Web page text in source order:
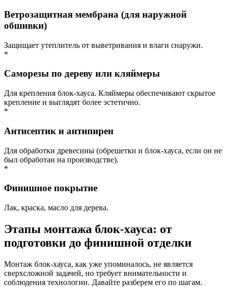
Ветрозащитная мембрана (для наружной
обшивки)
Защищает утеплитель от выветривания и влаги снаружи.
*
Саморезы по дереву или кляймеры
Для крепления блок-хауса. Кляймеры обеспечивают скрытое
крепление и выглядят более эстетично.
*
Антисептик и антипирен
Для обработки древесины (обрешетки и блок-хауса, если он не
был обработан на производстве).
*
Финишное покрытие
Лак, краска, масло для дерева.
Этапы монтажа блок-хауса: от
подготовки до финишной отделки
Монтаж блок-хауса, как уже упоминалось, не является
сверхсложной задачей, но требует внимательности и
соблюдения технологии. Давайте разберем его по шагам.